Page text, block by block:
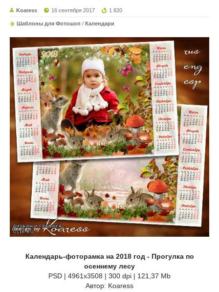
Koaress 16 сентября 2017 1 820
Шаблоны для Фотошоп / Календари
Календарь-фоторамка на 2018 год - Прогулка по
осеннему лесу
PSD | 4961x3508 | 300 dpi | 121,37 Mb
Автор: Koaress